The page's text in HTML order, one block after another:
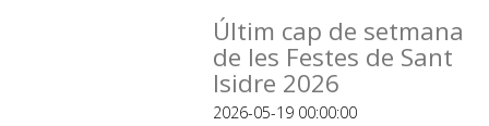
Últim cap de setmana
de les Festes de Sant
Isidre 2026
2026-05-19 00:00:00